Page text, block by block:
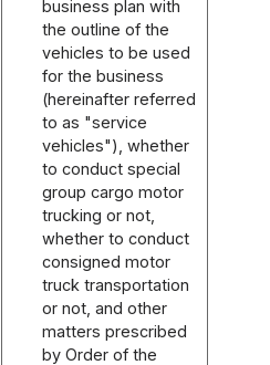
business plan with
the outline of the
vehicles to be used
for the business
(hereinafter referred
to as "service
vehicles"), whether
to conduct special
group cargo motor
trucking or not,
whether to conduct
consigned motor
truck transportation
or not, and other
matters prescribed
by Order of the